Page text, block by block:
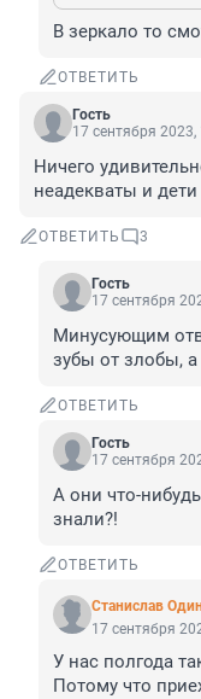
В зеркало то
ОТВЕТИТЬ
Гость
17 сентября 2023,
Ничего
неадекваты и
ОТВЕТИТЬ 3
Гость
17 сентября
Минусующим
зубы от злобы, а
ОТВЕТИТЬ
Гость
17 сентября
А они что-
знали?!
ОТВЕТИТЬ
Станислав
17 сентября
У нас полгода
Потому что